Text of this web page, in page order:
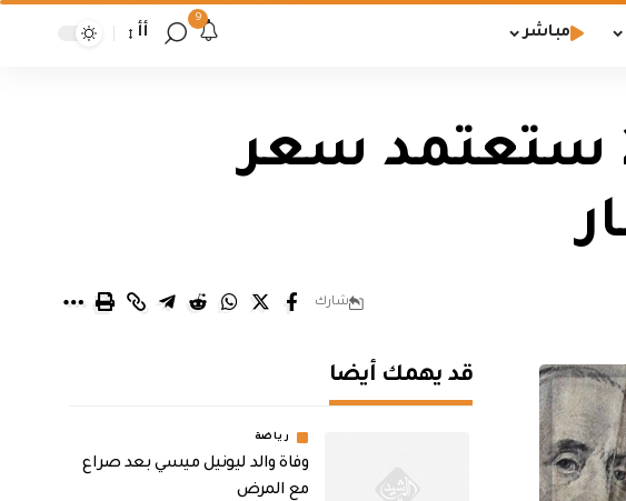
مباشر
9
أأ
مستشار السوداني: موازنة 2023 ستعتمد سعر
شارك
قد يهمك أيضا
رياضة
وفاة والد ليونيل ميسي بعد صراع
مع المرض